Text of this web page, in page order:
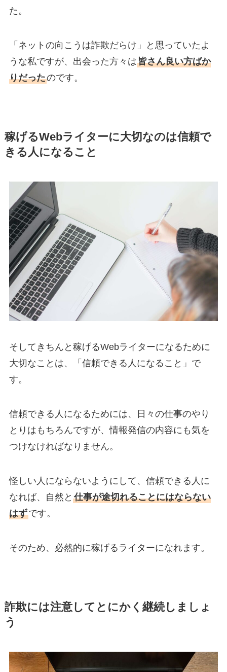
た。
「ネットの向こうは詐欺だらけ」と思っていたよ
うな私ですが、出会った方々は皆さん良い方ばか
りだったのです。
稼げるWebライターに大切なのは信頼で
きる人になること
そしてきちんと稼げるWebライターになるために
大切なことは、「信頼できる人になること」で
す。
信頼できる人になるためには、日々の仕事のやり
とりはもちろんですが、情報発信の内容にも気を
つけなければなりません。
怪しい人にならないようにして、信頼できる人に
なれば、自然と 仕事が途切れることにはならない
はずです。
そのため、必然的に稼げるライターになれます。
詐欺には注意してとにかく継続しましょ
う